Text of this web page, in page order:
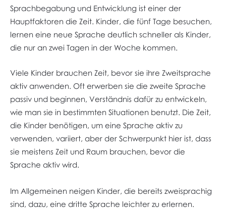
Sprachbegabung und Entwicklung ist einer der
Hauptfaktoren die Zeit. Kinder, die fünf Tage besuchen,
lernen eine neue Sprache deutlich schneller als Kinder,
die nur an zwei Tagen in der Woche kommen.
Viele Kinder brauchen Zeit, bevor sie ihre Zweitsprache
aktiv anwenden. Oft erwerben sie die zweite Sprache
passiv und beginnen, Verständnis dafür zu entwickeln,
wie man sie in bestimmten Situationen benutzt. Die Zeit,
die Kinder benötigen, um eine Sprache aktiv zu
verwenden, variiert, aber der Schwerpunkt hier ist, dass
sie meistens Zeit und Raum brauchen, bevor die
Sprache aktiv wird.
Im Allgemeinen neigen Kinder, die bereits zweisprachig
sind, dazu, eine dritte Sprache leichter zu erlernen.